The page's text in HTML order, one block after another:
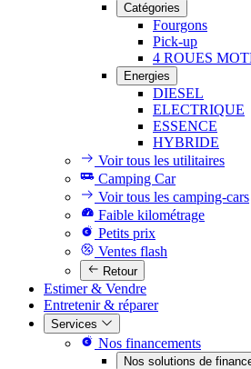
Catégories
Fourgons
Pick-up
4 ROUES
Energies
DIESEL
ELECTRIQUE
ESSENCE
HYBRIDE
Voir tous les utilitaires
Camping Car
Voir tous les camping-cars
Faible kilométrage
Petits prix
Ventes flash
Retour
Estimer & Vendre
Entretenir & réparer
Services
Nos financements
Nos solutions de